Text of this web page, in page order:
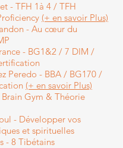
- TFH 1à 4 / TFH
(+ en savoir Plus)
- Au cœur du
- BG1&2 / 7 DIM /
Peredo - BBA / BG170 /
(+ en savoir Plus)
Gym & Théorie
- Développer vos
et spirituelles
- 8 Tibétains